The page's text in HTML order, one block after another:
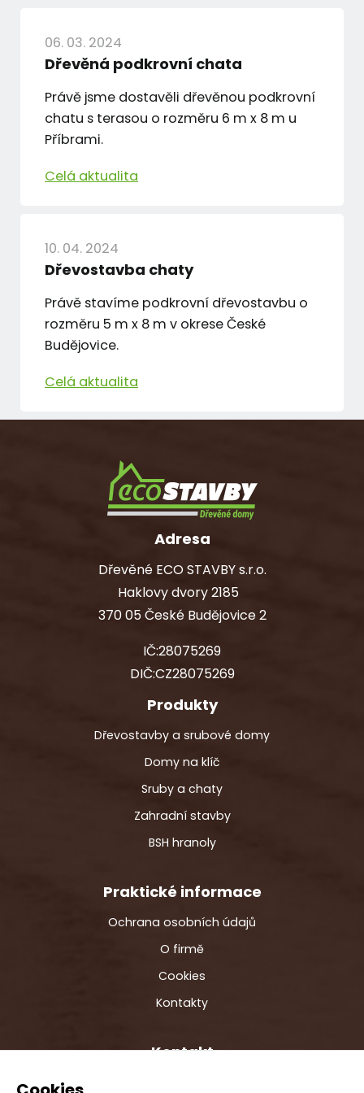
06. 03. 2024
Dřevěná podkrovní chata
Právě jsme dostavěli dřevěnou podkrovní
chatu s terasou o rozměru 6 m x 8 m u
Příbrami.
Celá aktualita
10. 04. 2024
Dřevostavba chaty
Právě stavíme podkrovní dřevostavbu o
rozměru 5 m x 8 m v okrese České
Budějovice.
Celá aktualita
Adresa
Dřevěné ECO STAVBY s.r.o.
Haklovy dvory 2185
370 05 České Budějovice 2
IČ:28075269
DIČ:CZ28075269
Produkty
Dřevostavby a srubové domy
Domy na klíč
Sruby a chaty
Zahradní stavby
BSH hranoly
Praktické informace
Ochrana osobních údajů
O firmě
Cookies
Kontakty
Kontakt